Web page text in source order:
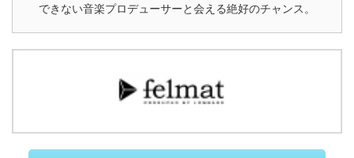
できない音楽プロデューサーと会える絶好のチャンス。